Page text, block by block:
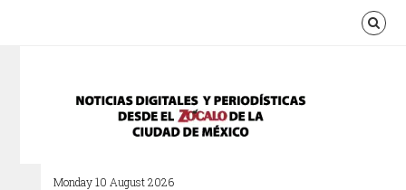
Monday 10 August 2026